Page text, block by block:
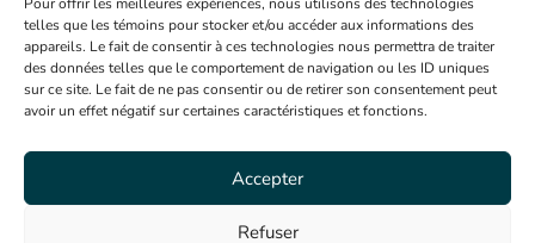
telles que les témoins pour stocker et/ou accéder aux informations des
appareils. Le fait de consentir à ces technologies nous permettra de traiter
des données telles que le comportement de navigation ou les ID uniques
sur ce site. Le fait de ne pas consentir ou de retirer son consentement peut
avoir un effet négatif sur certaines caractéristiques et fonctions.
Accepter
Refuser
que le français
Politique de confidentialité
Politique de gestion contractuelle
Politique de protection et de gestion des
renseignements personnels
OFFICE D’HABITATION DU HAUT SAINT-LAURENT ©2026
POLITIQUE ACCESSIBILITÉ